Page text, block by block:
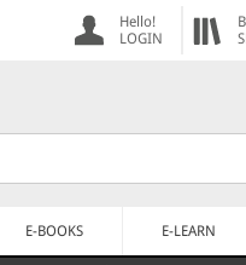
Hello!
LOGIN
E-BOOKS E-LEARN